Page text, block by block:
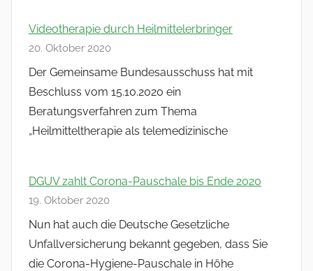
Videotherapie durch Heilmittelerbringer
20. Oktober 2020
Der Gemeinsame Bundesausschuss hat mit
Beschluss vom 15.10.2020 ein
Beratungsverfahren zum Thema
„Heilmitteltherapie als telemedizinische
DGUV zahlt Corona-Pauschale bis Ende 2020
19. Oktober 2020
Nun hat auch die Deutsche Gesetzliche
Unfallversicherung bekannt gegeben, dass Sie
die Corona-Hygiene-Pauschale in Höhe